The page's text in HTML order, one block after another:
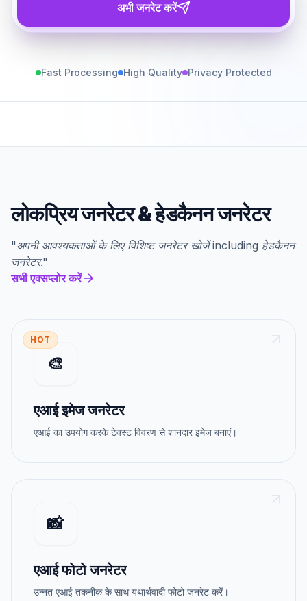
अभी जनरेट करें
Fast Processing High Quality Privacy Protected
लोकप्रिय जनरेटर&हेडकैनन जनरेटर
"अपनी आवश्यकताओं के लिए विशिष्ट जनरेटर खोजेंincluding हेडकैनन
जनरेटर."
सभी एक्सप्लोर करें
HOT
🎨
एआई इमेज जनरेटर
एआई का उपयोग करके टेक्स्ट विवरण से शानदार इमेज बनाएं।
📸
एआई फोटो जनरेटर
उन्नत एआई तकनीक के साथ यथार्थवादी फोटो जनरेट करें।